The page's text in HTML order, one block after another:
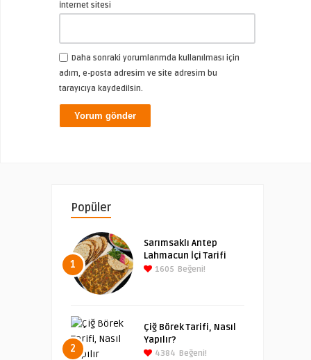
İnternet sitesi
Daha sonraki yorumlarımda kullanılması için
adım, e-posta adresim ve site adresim bu
tarayıcıya kaydedilsin.
Popüler
1
Sarımsaklı Antep
Lahmacun İçi Tarifi
1605 Beğeni!
2
Çiğ Börek Tarifi, Nasıl
Yapılır?
4384 Beğeni!